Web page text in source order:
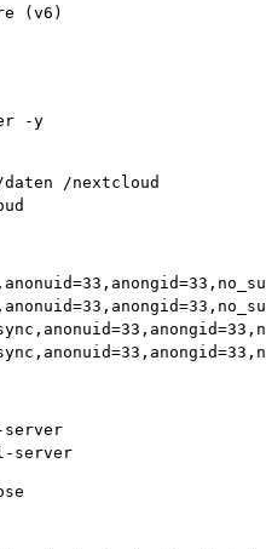
(v6)
-y
/daten /nextcloud
server